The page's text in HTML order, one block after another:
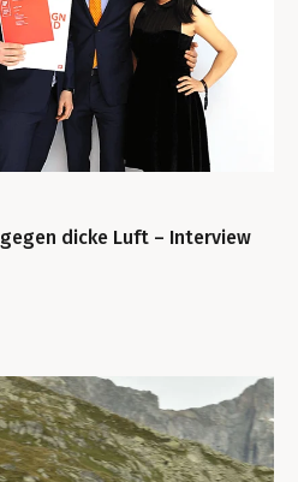
dicke Luft – Interview